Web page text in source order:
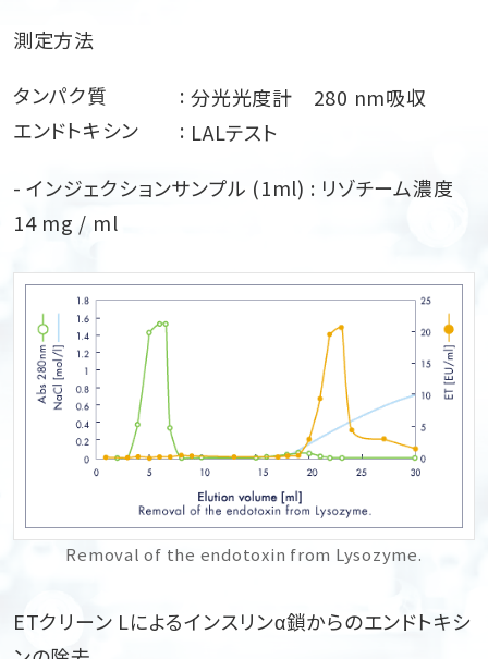
測定方法
タンパク質
分光光度計 280 nm吸収
エンドトキシン
LALテスト
- インジェクションサンプル (1ml) : リゾチーム濃度
14 mg / ml
Removal of the endotoxin from Lysozyme.
ETクリーン Lによるインスリンα鎖からのエンドトキシ